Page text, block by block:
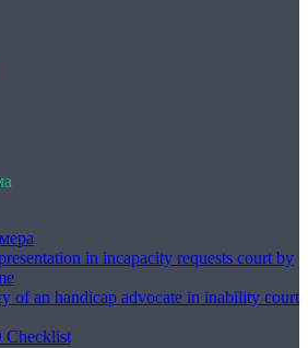
in incapacity requests court by
of an handicap advocate in inability court
Checklist